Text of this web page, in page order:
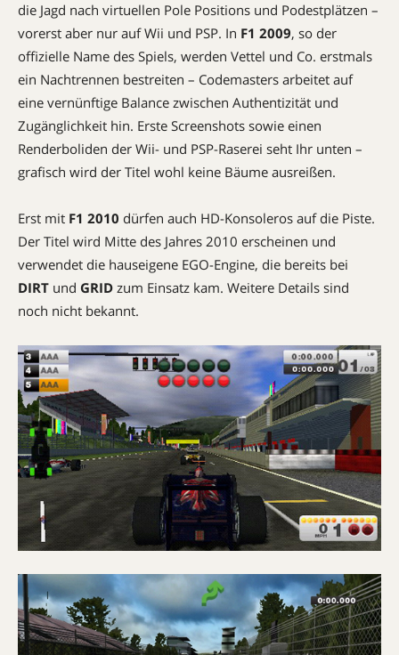
die Jagd nach virtuellen Pole Positions und Podestplätzen –
vorerst aber nur auf Wii und PSP. In F1 2009, so der
offizielle Name des Spiels, werden Vettel und Co. erstmals
ein Nachtrennen bestreiten – Codemasters arbeitet auf
eine vernünftige Balance zwischen Authentizität und
Zugänglichkeit hin. Erste Screenshots sowie einen
Renderboliden der Wii- und PSP-Raserei seht Ihr unten –
grafisch wird der Titel wohl keine Bäume ausreißen.
Erst mit F1 2010 dürfen auch HD-Konsoleros auf die Piste.
Der Titel wird Mitte des Jahres 2010 erscheinen und
verwendet die hauseigene EGO-Engine, die bereits bei
DIRT und GRID zum Einsatz kam. Weitere Details sind
noch nicht bekannt.